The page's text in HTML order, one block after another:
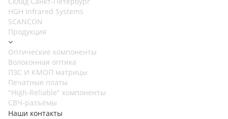
HGH Infrared Systems
SCANCON
Продукция
Оптические компоненты
Волоконная оптика
ПЗС И КМОП матрицы
Печатные платы
"High-Reliable" компоненты
СВЧ-разъёмы
Наши контакты